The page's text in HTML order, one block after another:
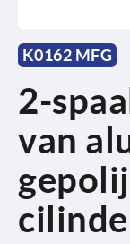
K0162 MFG
2-
van